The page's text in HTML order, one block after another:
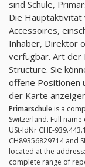
sind Schule,
Die Hauptaktivität
Accessoires,
Inhaber, Direktor
verfügbar. Art der
Structure. Sie
offene Positionen
der Karte
Primarschule is a
Switzerland. Full
USt-IdNr CHE-
CH89356829714 and
located at the
complete range of